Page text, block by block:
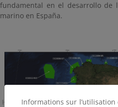
fundamental en el desarrollo de
marino en España.
Informations sur l’utilisation